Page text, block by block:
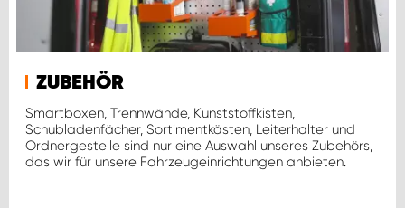
ZUBEHÖR
Smartboxen, Trennwände, Kunststoffkisten,
Schubladenfächer, Sortimentkästen, Leiterhalter und
Ordnergestelle sind nur eine Auswahl unseres Zubehörs,
das wir für unsere Fahrzeugeinrichtungen anbieten.